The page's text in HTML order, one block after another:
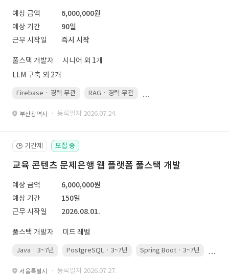
예상 금액
6,000,000원
예상 기간
90일
근무 시작일
즉시 시작
풀스택 개발자
시니어 외 1개
LLM 구축 외 2개
Firebase · 경력 무관 RAG · 경력 무관
부산광역시 · 등록일자 2026.07.24.
🕒 기간제 모집 중
교육 콘텐츠 문제은행 웹 플랫폼 풀스택 개발
예상 금액
6,000,000원
예상 기간
150일
근무 시작일
2026.08.01.
풀스택 개발자 미드 레벨
Java · 3~7년 PostgreSQL · 3~7년 Spring Boot · 3~7년
서울특별시 · 등록일자 2026.07.27.